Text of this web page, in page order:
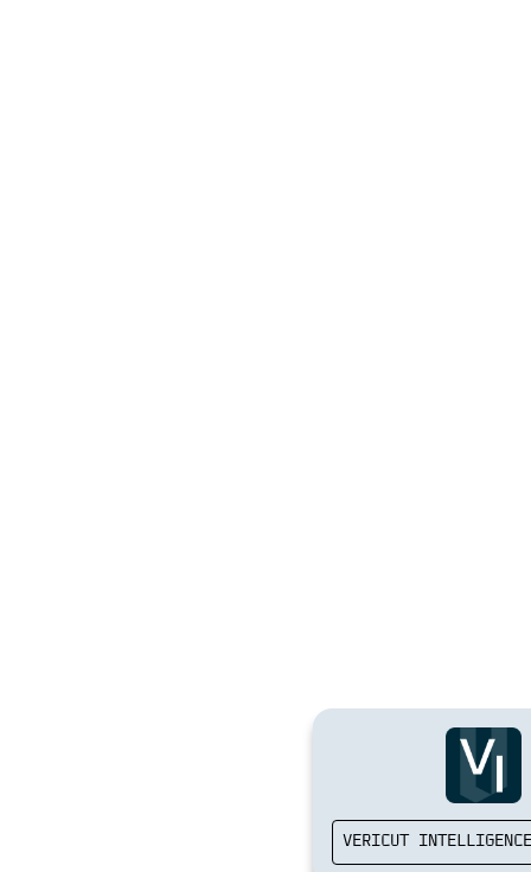
VERICUT